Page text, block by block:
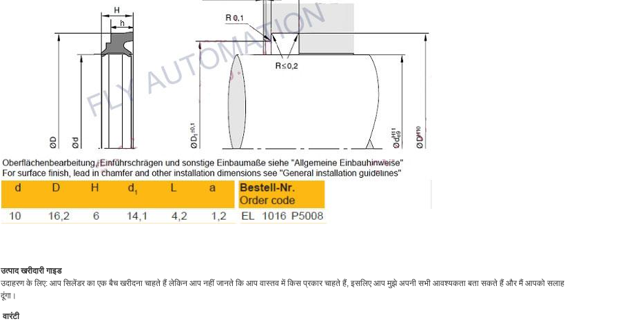
उत्पाद खरीदारी गाइड
उदाहरण के लिए: आप सिलेंडर का एक बैच खरीदना चाहते हैं लेकिन आप नहीं जानते कि आप वास्तव में किस प्रकार चाहते हैं, इसलिए आप मुझे अपनी सभी आवश्यकता बता सकते हैं और मैं आपको सलाह
दूंगा।
वारंटी